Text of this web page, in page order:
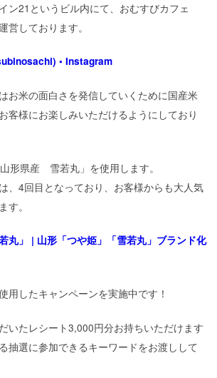
ン21というビル内にて、おむすびカフェ
営しております。
• Instagram
お米の面白さを発信していくために国産米
客様にお楽しみいただけるようにしており
形県産 雪若丸」を使用します。
、4回目となっており、お客様からも大人気
す。
丸」 | 山形「つや姫」「雪若丸」ブランド化
用したキャンペーンを実施中です！
いたレシート3,000円分お持ちいただけます
抽選に参加できるキーワードをお渡しして